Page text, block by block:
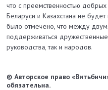
что с преемственностью
Беларуси и Казахстана не
было отмечено, что между
поддерживаться
руководства, так и народов.
© Авторское право
обязательна.